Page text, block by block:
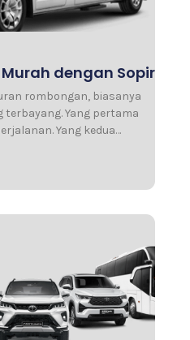
dengan Sopir
rombongan, biasanya
terbayang. Yang pertama
Yang kedua…